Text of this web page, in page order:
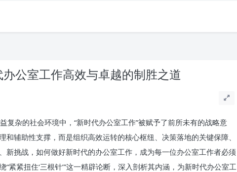
办公室工作高效与卓越的制胜之道
复杂的社会环境中，“新时代办公室工作”被赋予了前所未有的战略意
和辅助性支撑，而是组织高效运转的核心枢纽、决策落地的关键保障、
新挑战，如何做好新时代的办公室工作，成为每一位办公室工作者必须
紧紧扭住‘三根针’”这一精辟论断，深入剖析其内涵，为新时代办公室工